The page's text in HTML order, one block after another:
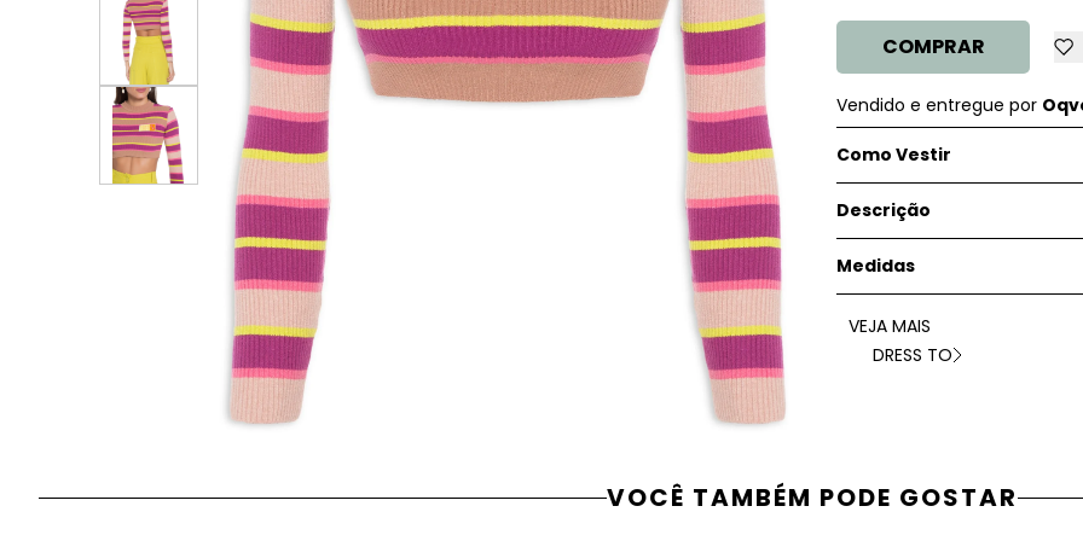
COMPRAR
Vendido e entregue por
Como Vestir
Descrição
Medidas
VEJA MAIS
DRESS TO
VOCÊ TAMBÉM PODE GOSTAR